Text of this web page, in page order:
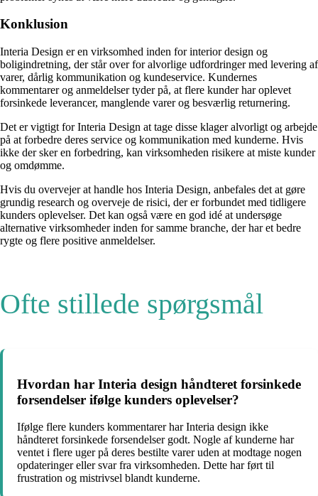
Konklusion
Interia Design er en virksomhed inden for interior design og
boligindretning, der står over for alvorlige udfordringer med levering af
varer, dårlig kommunikation og kundeservice. Kundernes
kommentarer og anmeldelser tyder på, at flere kunder har oplevet
forsinkede leverancer, manglende varer og besværlig returnering.
Det er vigtigt for Interia Design at tage disse klager alvorligt og arbejde
på at forbedre deres service og kommunikation med kunderne. Hvis
ikke der sker en forbedring, kan virksomheden risikere at miste kunder
og omdømme.
Hvis du overvejer at handle hos Interia Design, anbefales det at gøre
grundig research og overveje de risici, der er forbundet med tidligere
kunders oplevelser. Det kan også være en god idé at undersøge
alternative virksomheder inden for samme branche, der har et bedre
rygte og flere positive anmeldelser.
Ofte stillede spørgsmål
Hvordan har Interia design håndteret forsinkede
forsendelser ifølge kunders oplevelser?
Ifølge flere kunders kommentarer har Interia design ikke
håndteret forsinkede forsendelser godt. Nogle af kunderne har
ventet i flere uger på deres bestilte varer uden at modtage nogen
opdateringer eller svar fra virksomheden. Dette har ført til
frustration og mistrivsel blandt kunderne.